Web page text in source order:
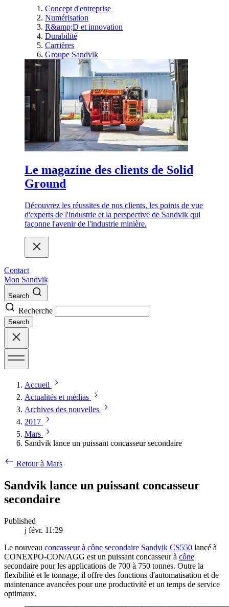
Concept d'entreprise
Numérisation
R&amp;D et innovation
Durabilité
Carrières
Groupe Sandvik
Le magazine des clients de Solid
Ground
Découvrez les réussites de nos clients, les points de vue
d'experts de l'industrie et la perspective de Sandvik qui
façonne l'avenir de l'industrie minière.
Contact
Mon Sandvik
Search
Recherche
Search
Accueil
Actualités et médias
Archives des nouvelles
2017
Mars
Sandvik lance un puissant concasseur secondaire
Retour à Mars
Sandvik lance un puissant concasseur
secondaire
Published
j févr. 11:29
Le nouveau concasseur à cône secondaire Sandvik CS550 lancé à
CONEXPO-CON/AGG est un puissant concasseur à cône
secondaire pour les applications de 700 à 750 tonnes. Outre la
flexibilité et le tonnage, il offre des fonctions d'automatisation et de
maintenance avancées pour une productivité et un temps de service
optimaux.